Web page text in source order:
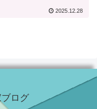
2025.12.28
ログ